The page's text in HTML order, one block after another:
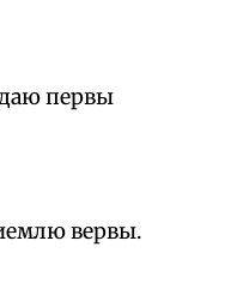
первы
вервы.